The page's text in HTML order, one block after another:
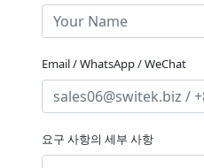
Email / WhatsApp / WeChat
요구 사항의 세부 사항